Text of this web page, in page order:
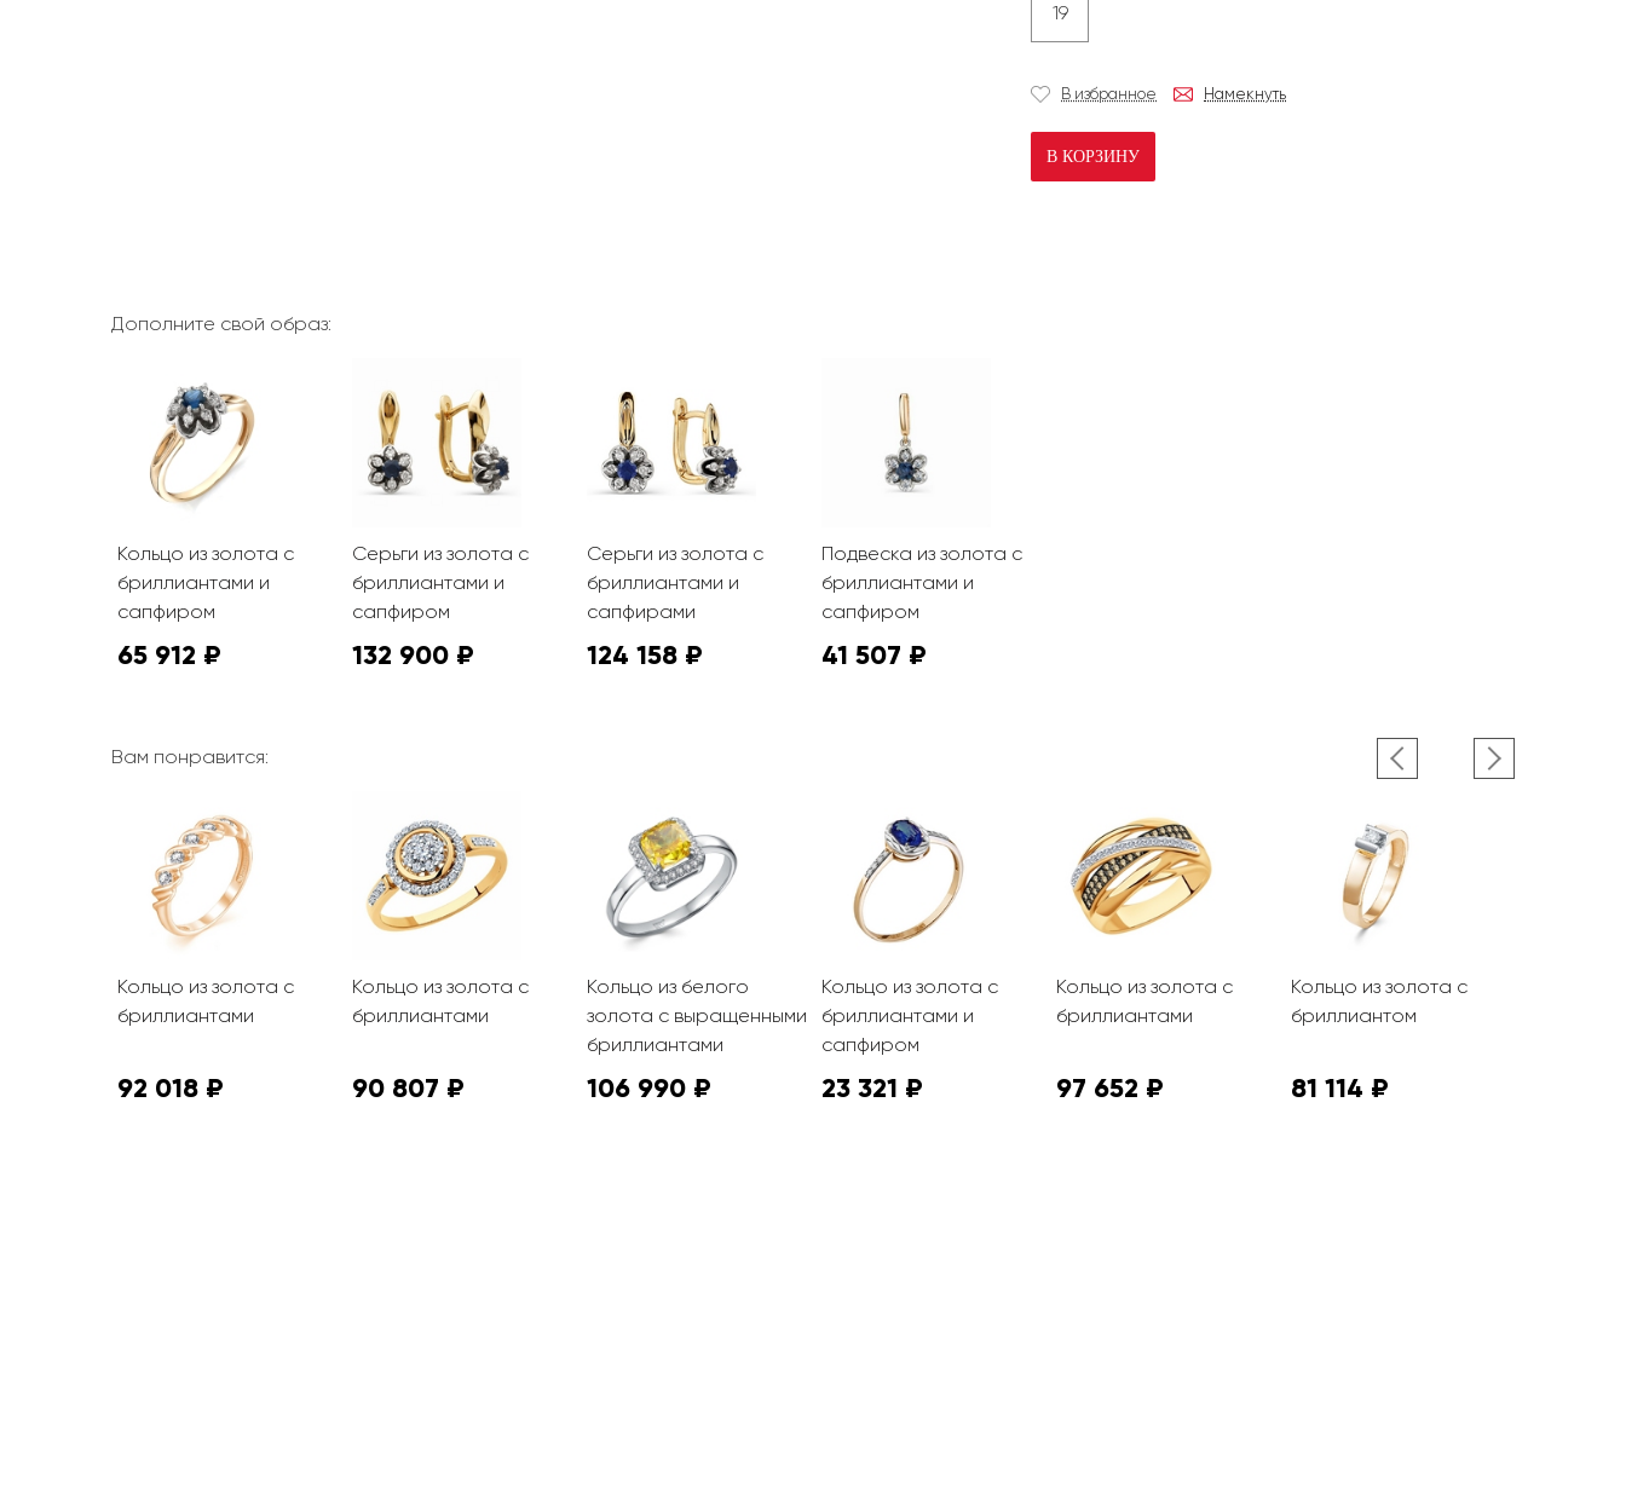
19
В избранное Намекнуть
В КОРЗИНУ
Дополните свой образ:
Кольцо из золота с
бриллиантами и
сапфиром
65 912 ₽
Серьги из золота с
бриллиантами и
сапфиром
132 900 ₽
Серьги из золота с
бриллиантами и
сапфирами
124 158 ₽
Подвеска из золота с
бриллиантами и
сапфиром
41 507 ₽
Вам понравится:
Кольцо из золота с
бриллиантами
92 018 ₽
Кольцо из золота с
бриллиантами
90 807 ₽
Кольцо из белого
золота с выращенными
бриллиантами
106 990 ₽
Кольцо из золота с
бриллиантами и
сапфиром
23 321 ₽
Кольцо из золота с
бриллиантами
97 652 ₽
Кольцо из золота с
бриллиантом
81 114 ₽